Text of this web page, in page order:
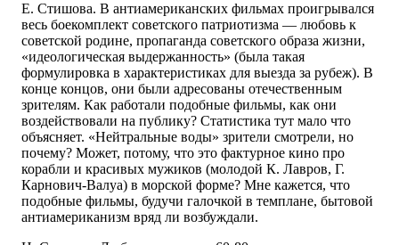
Е. Стишова. В антиамериканских фильмах проигрывался
весь боекомплект советского патриотизма — любовь к
советской родине, пропаганда советского образа жизни,
«идеологическая выдержанность» (была такая
формулировка в характеристиках для выезда за рубеж). В
конце концов, они были адресованы отечественным
зрителям. Как работали подобные фильмы, как они
воздействовали на публику? Статистика тут мало что
объясняет. «Нейтральные воды» зрители смотрели, но
почему? Может, потому, что это фактурное кино про
корабли и красивых мужиков (молодой К. Лавров, Г.
Карнович-Валуа) в морской форме? Мне кажется, что
подобные фильмы, будучи галочкой в темплане, бытовой
антиамериканизм вряд ли возбуждали.